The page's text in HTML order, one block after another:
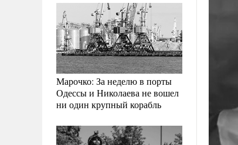
Марочко: За неделю в порты
Одессы и Николаева не вошел
ни один крупный корабль